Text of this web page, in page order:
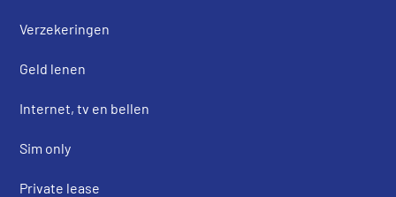
Verzekeringen
Geld lenen
Internet, tv en bellen
Sim only
Private lease